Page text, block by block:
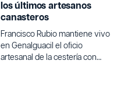
los últimos artesanos
canasteros
Francisco Rubio mantiene vivo
en Genalguacil el oficio
artesanal de la cestería con